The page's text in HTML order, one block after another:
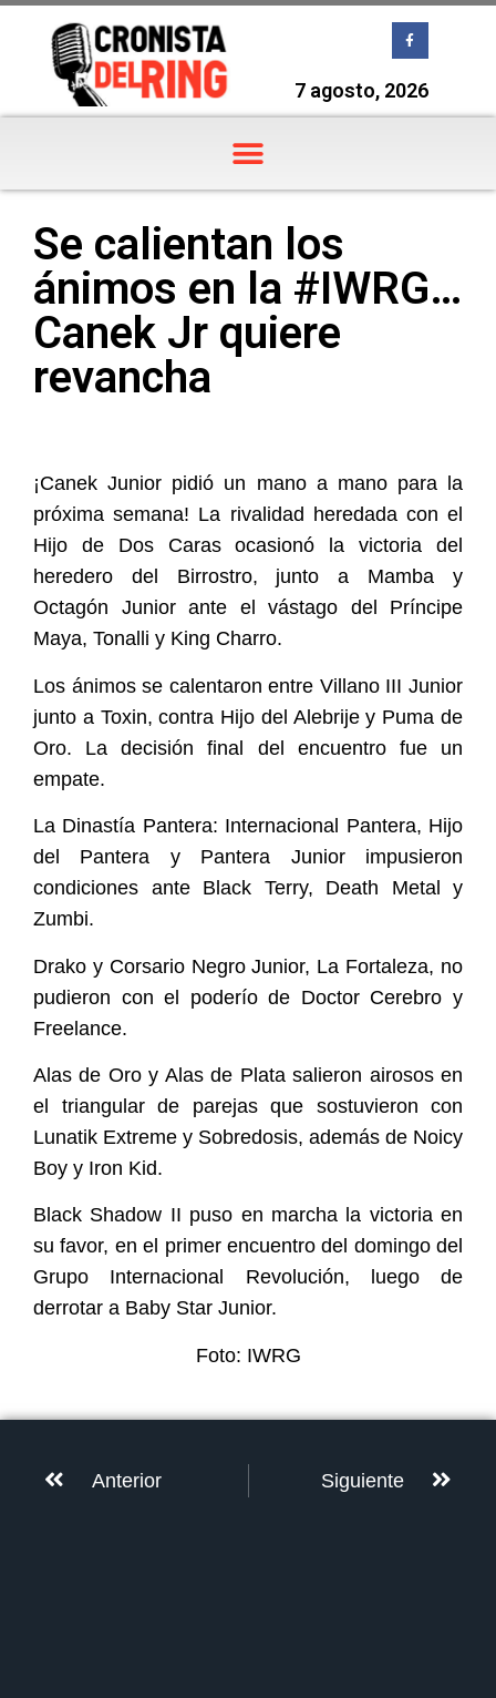
7 agosto, 2026
Se calientan los
ánimos en la #IWRG…
Canek Jr quiere
revancha
¡Canek Junior pidió un mano a mano para la
próxima semana! La rivalidad heredada con el
Hijo de Dos Caras ocasionó la victoria del
heredero del Birrostro, junto a Mamba y
Octagón Junior ante el vástago del Príncipe
Maya, Tonalli y King Charro.
Los ánimos se calentaron entre Villano III Junior
junto a Toxin, contra Hijo del Alebrije y Puma de
Oro. La decisión final del encuentro fue un
empate.
La Dinastía Pantera: Internacional Pantera, Hijo
del Pantera y Pantera Junior impusieron
condiciones ante Black Terry, Death Metal y
Zumbi.
Drako y Corsario Negro Junior, La Fortaleza, no
pudieron con el poderío de Doctor Cerebro y
Freelance.
Alas de Oro y Alas de Plata salieron airosos en
el triangular de parejas que sostuvieron con
Lunatik Extreme y Sobredosis, además de Noicy
Boy y Iron Kid.
Black Shadow II puso en marcha la victoria en
su favor, en el primer encuentro del domingo del
Grupo Internacional Revolución, luego de
derrotar a Baby Star Junior.
Foto: IWRG
Anterior Siguiente